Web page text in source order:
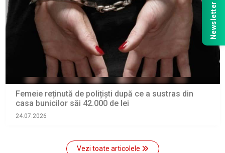
Femeie reținută de polițiști după ce a sustras din
casa bunicilor săi 42.000 de lei
24.07.2026
Vezi toate articolele
Newsletter